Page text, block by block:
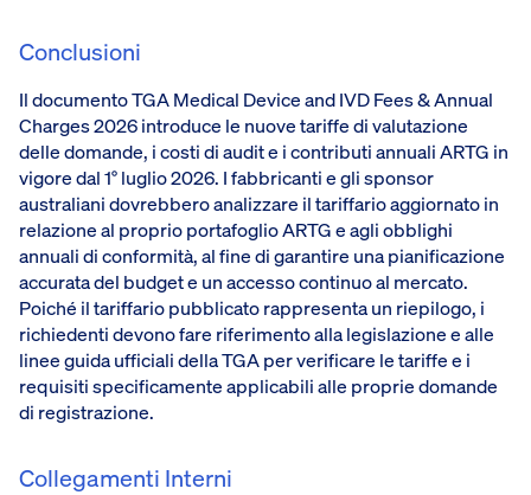
Conclusioni
Il documento TGA Medical Device and IVD Fees & Annual
Charges 2026 introduce le nuove tariffe di valutazione
delle domande, i costi di audit e i contributi annuali ARTG in
vigore dal 1° luglio 2026. I fabbricanti e gli sponsor
australiani dovrebbero analizzare il tariffario aggiornato in
relazione al proprio portafoglio ARTG e agli obblighi
annuali di conformità, al fine di garantire una pianificazione
accurata del budget e un accesso continuo al mercato.
Poiché il tariffario pubblicato rappresenta un riepilogo, i
richiedenti devono fare riferimento alla legislazione e alle
linee guida ufficiali della TGA per verificare le tariffe e i
requisiti specificamente applicabili alle proprie domande
di registrazione.
Collegamenti Interni